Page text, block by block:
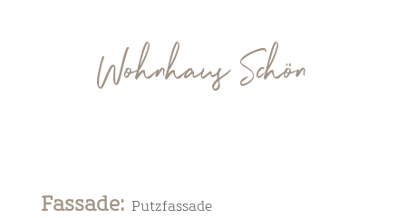
Wohnhaus Schön
Fassade: Putzfassade